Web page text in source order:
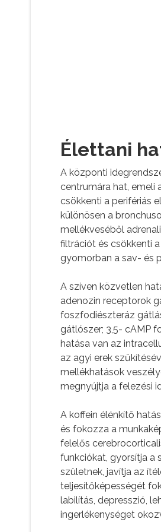
Élettani
A központi
centrumára hat, emeli
csökkenti a perifériás
különösen a
mellékveséből
filtrációt és csökkenti
gyomorban a sav- és
A szíven közvetlen
adenozin receptorok
foszfodiészteráz
gátlószer; 3,5- cAMP
hatása van az
az agyi erek
mellékhatások
megnyújtja a felezési
A koffein élénkítő
és fokozza a
felelős
funkciókat, gyorsítja a
születnek, javítja az
teljesítőképességét
labilítás, depresszió,
ingerlékenységet